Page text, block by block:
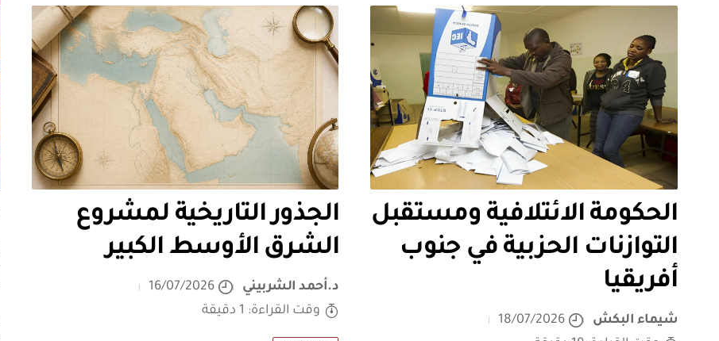
الحكومة الائتلافية ومستقبل
التوازنات الحزبية في جنوب
أفريقيا
شيماء البكش
18/07/2026
الجذور التاريخية لمشروع
الشرق الأوسط الكبير
د.أحمد الشربيني
16/07/2026
وقت القراءة: 1 دقيقة